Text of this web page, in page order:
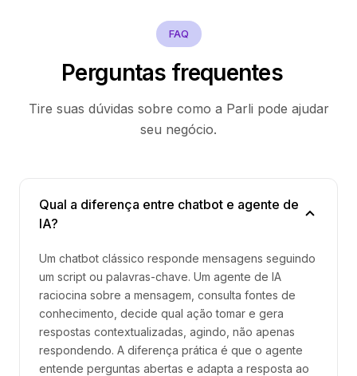
FAQ
Perguntas frequentes
Tire suas dúvidas sobre como a Parli pode ajudar
seu negócio.
Qual a diferença entre chatbot e agente de
IA?
Um chatbot clássico responde mensagens seguindo
um script ou palavras-chave. Um agente de IA
raciocina sobre a mensagem, consulta fontes de
conhecimento, decide qual ação tomar e gera
respostas contextualizadas, agindo, não apenas
respondendo. A diferença prática é que o agente
entende perguntas abertas e adapta a resposta ao